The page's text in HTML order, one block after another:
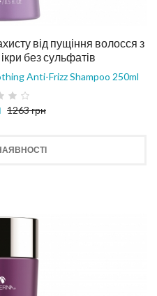
від пущіння волосся з
без сульфатів
Anti-Frizz Shampoo 250ml
1263 грн